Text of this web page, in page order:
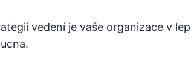
vedení je vaše organizace v